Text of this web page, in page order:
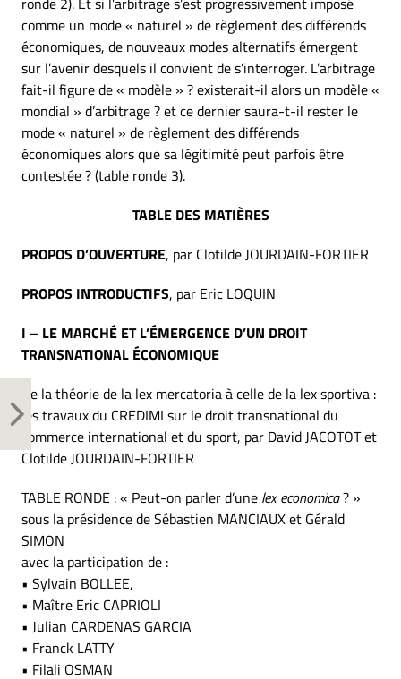
comme un mode « naturel » de règlement des différends
économiques, de nouveaux modes alternatifs émergent
sur l’avenir desquels il convient de s’interroger. L’arbitrage
fait-il figure de « modèle » ? existerait-il alors un modèle «
mondial » d’arbitrage ? et ce dernier saura-t-il rester le
mode « naturel » de règlement des différends
économiques alors que sa légitimité peut parfois être
contestée ? (table ronde 3).
TABLE DES MATIÈRES
PROPOS D’OUVERTURE, par Clotilde JOURDAIN-FORTIER
PROPOS INTRODUCTIFS, par Eric LOQUIN
I – LE MARCHÉ ET L’ÉMERGENCE D’UN DROIT
TRANSNATIONAL ÉCONOMIQUE
De la théorie de la lex mercatoria à celle de la lex sportiva :
les travaux du CREDIMI sur le droit transnational du
commerce international et du sport, par David JACOTOT et
Clotilde JOURDAIN-FORTIER
TABLE RONDE : « Peut-on parler d’une lex economica? »
sous la présidence de Sébastien MANCIAUX et Gérald
SIMON
avec la participation de :
• Sylvain BOLLEE,
• Maître Eric CAPRIOLI
• Julian CARDENAS GARCIA
• Franck LATTY
• Filali OSMAN